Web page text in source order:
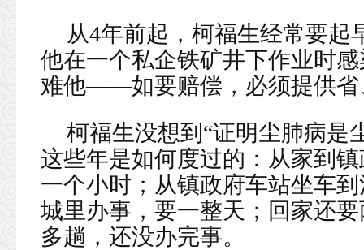
从4年前起，柯福生经常要
他在一个私企铁矿井下作业时
难他——如要赔偿，必须提供省
柯福生没想到“证明尘肺病是
这些年是如何度过的：从家到
一个小时；从镇政府车站坐车
城里办事，要一整天；回家还
多趟，还没办完事。